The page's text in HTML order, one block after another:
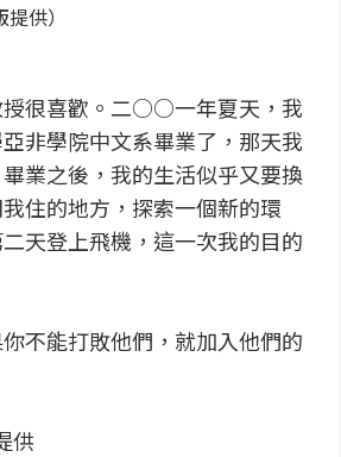
供）
授很喜歡。二○○一年夏天，我
非學院中文系畢業了，那天我
業之後，我的生活似乎又要換
住的地方，探索一個新的環
天登上飛機，這一次我的目的
不能打敗他們，就加入他們的
供